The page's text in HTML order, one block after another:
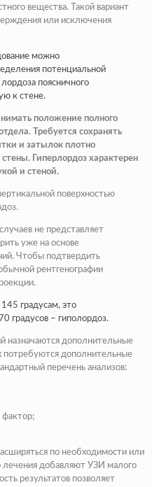
вещества. Такой вариант
или исключения
можно
потенциальной
поясничного
к стене.
положение полного
Требуется сохранять
и затылок плотно
Гиперлордоз характерен
и стеной.
поверхностью
не представляет
уже на основе
Чтобы подтвердить
рентгенографии
градусам, это
градусов – гиполордоз.
назначаются дополнительные
потребуются дополнительные
перечень анализов:
фактор;
по необходимости или
добавляют УЗИ малого
результатов позволяет